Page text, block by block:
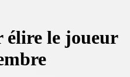
élire le joueur